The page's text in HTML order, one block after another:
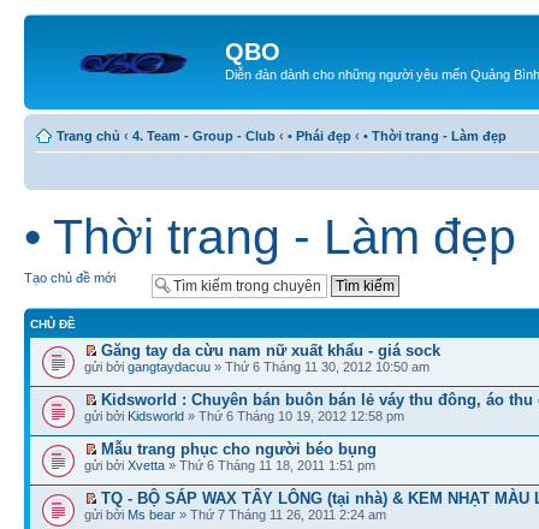
QBO
Diễn đàn dành cho những người yêu mến Quảng Bình
Trang chủ ‹ 4. Team - Group - Club ‹ • Phái đẹp ‹ • Thời trang - Làm đẹp
• Thời trang - Làm đẹp
Tạo chủ đề mới
CHỦ ĐỀ
Găng tay da cừu nam nữ xuất khẩu - giá sock
gửi bởi gangtaydacuu » Thứ 6 Tháng 11 30, 2012 10:50 am
Kidsworld : Chuyên bán buôn bán lẻ váy thu đông, áo thu
gửi bởi Kidsworld » Thứ 6 Tháng 10 19, 2012 12:58 pm
Mẫu trang phục cho người béo bụng
gửi bởi Xvetta » Thứ 6 Tháng 11 18, 2011 1:51 pm
TQ - BỘ SÁP WAX TẨY LÔNG (tại nhà) & KEM NHẠT MÀU
gửi bởi Ms bear » Thứ 7 Tháng 11 26, 2011 2:24 am